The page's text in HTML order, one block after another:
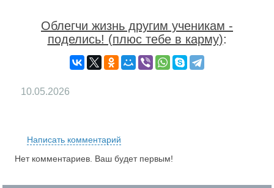
Облегчи жизнь другим ученикам -
поделись! (плюс тебе в карму):
10.05.2026
Написать комментарий
Нет комментариев. Ваш будет первым!